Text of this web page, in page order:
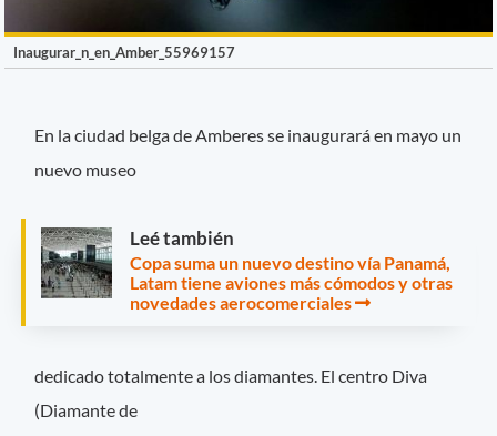
Inaugurar_n_en_Amber_55969157
En la ciudad belga de Amberes se inaugurará en mayo un
nuevo museo
Leé también
Copa suma un nuevo destino vía Panamá,
Latam tiene aviones más cómodos y otras
novedades aerocomerciales
dedicado totalmente a los diamantes. El centro Diva
(Diamante de